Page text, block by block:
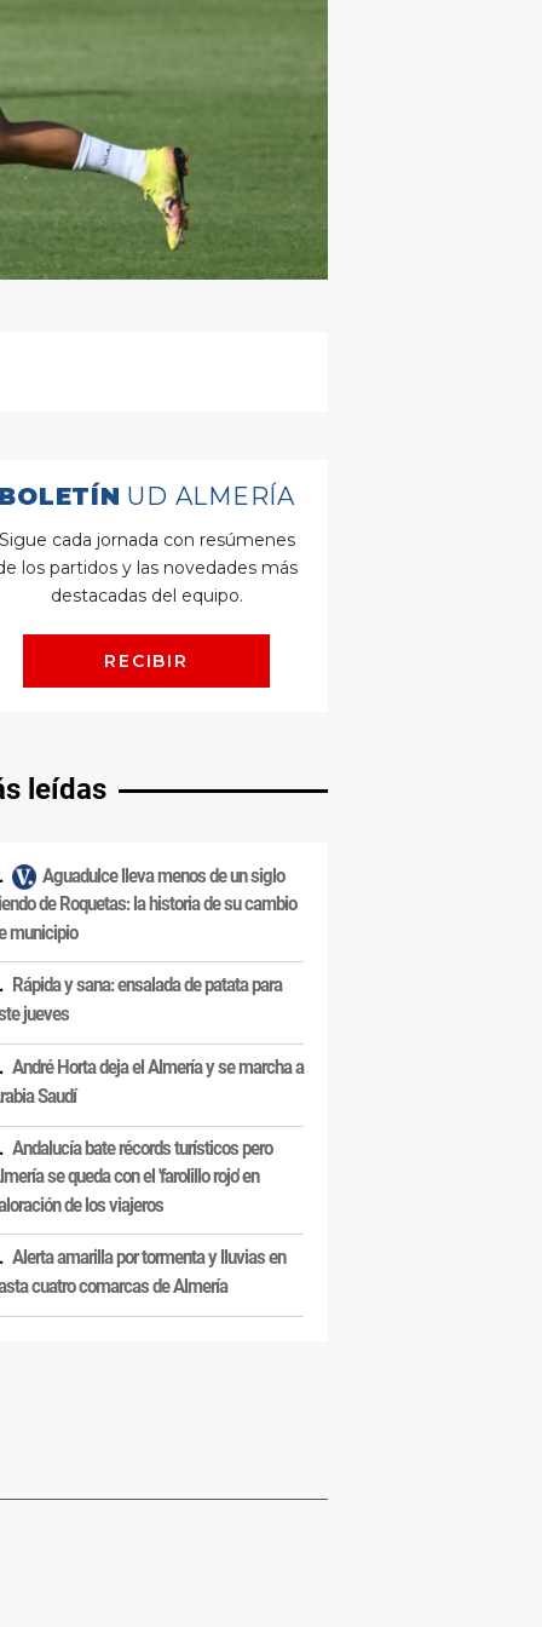
leídas
Aguadulce lleva menos de un siglo
de Roquetas: la historia de su cambio
municipio
Rápida y sana: ensalada de patata para
jueves
André Horta deja el Almería y se marcha a
Saudí
Andalucía bate récords turísticos pero
se queda con el 'farolillo rojo' en
de los viajeros
Alerta amarilla por tormenta y lluvias en
cuatro comarcas de Almería